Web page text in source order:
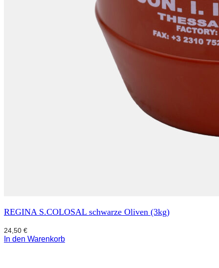
REGINA S.COLOSAL schwarze Oliven (3kg)
24,50 €
In den Warenkorb